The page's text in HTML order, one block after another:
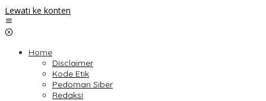
Lewati ke konten
Home
Disclaimer
Kode Etik
Pedoman Siber
Redaksi